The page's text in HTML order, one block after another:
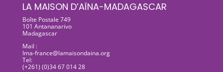
LA MAISON D’AÏNA-MADAGASCAR
Boîte Postale 749
101 Antananarivo
Madagascar
Mail :
lma-france@lamaisondaina.org
Tel:
(+261) (0)34 67 014 28